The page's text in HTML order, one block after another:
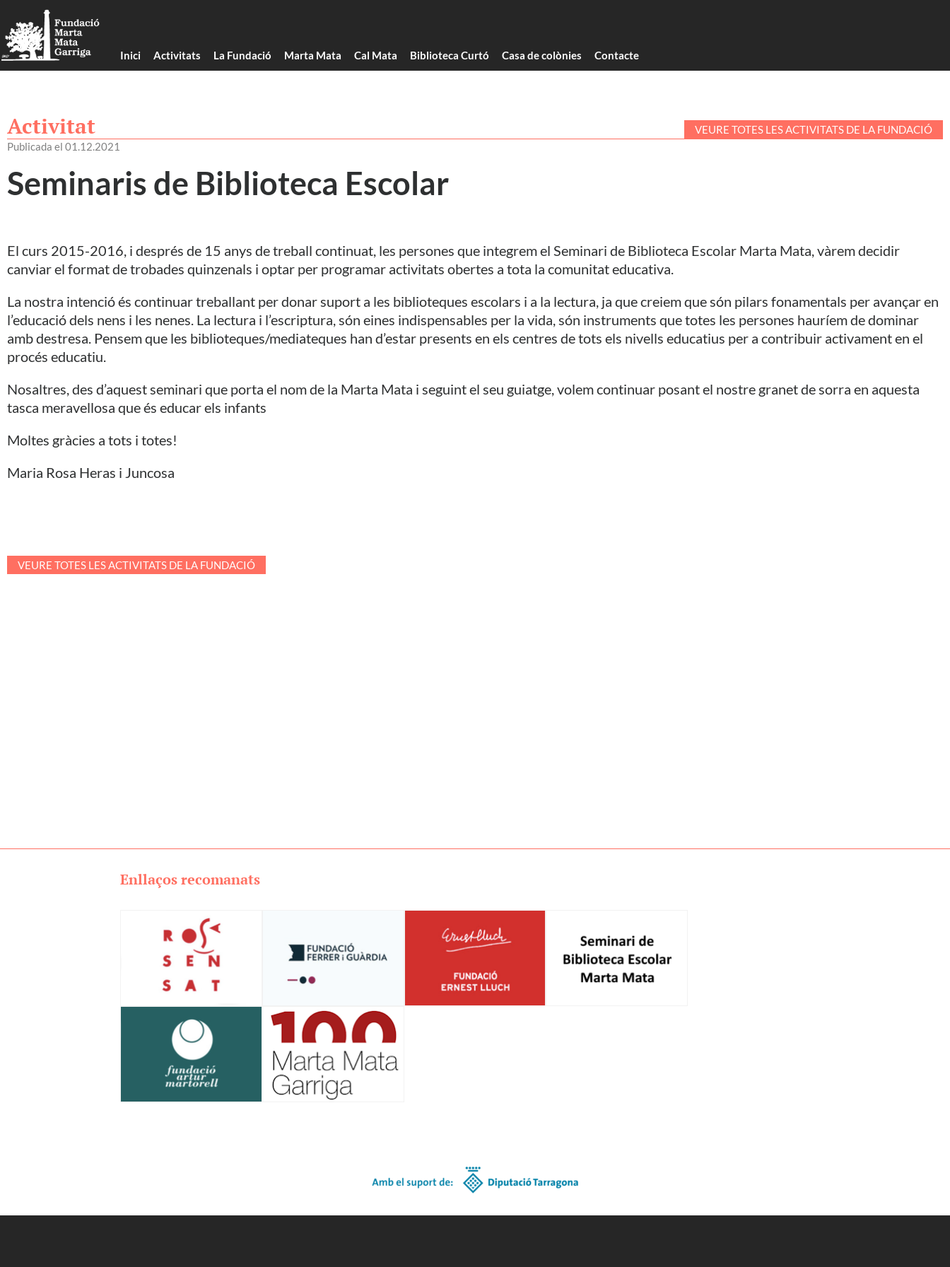
Inici Activitats La Fundació Marta Mata Cal Mata Biblioteca Curtó Casa de colònies Contacte
Activitat
VEURE TOTES LES ACTIVITATS DE LA FUNDACIÓ
Publicada el 01.12.2021
Seminaris de Biblioteca Escolar
El curs 2015-2016, i després de 15 anys de treball continuat, les persones que integrem el Seminari de Biblioteca Escolar Marta Mata, vàrem decidir
canviar el format de trobades quinzenals i optar per programar activitats obertes a tota la comunitat educativa.
La nostra intenció és continuar treballant per donar suport a les biblioteques escolars i a la lectura, ja que creiem que són pilars fonamentals per avançar en
l’educació dels nens i les nenes. La lectura i l’escriptura, són eines indispensables per la vida, són instruments que totes les persones hauríem de dominar
amb destresa. Pensem que les biblioteques/mediateques han d’estar presents en els centres de tots els nivells educatius per a contribuir activament en el
procés educatiu.
Nosaltres, des d’aquest seminari que porta el nom de la Marta Mata i seguint el seu guiatge, volem continuar posant el nostre granet de sorra en aquesta
tasca meravellosa que és educar els infants
Moltes gràcies a tots i totes!
Maria Rosa Heras i Juncosa
VEURE TOTES LES ACTIVITATS DE LA FUNDACIÓ
Enllaços recomanats